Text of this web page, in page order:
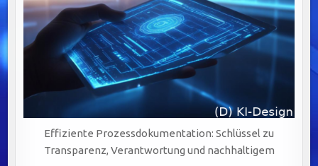
Effiziente Prozessdokumentation: Schlüssel zu
Transparenz, Verantwortung und nachhaltigem